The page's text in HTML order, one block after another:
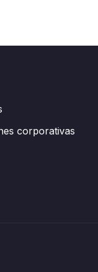
corporativas